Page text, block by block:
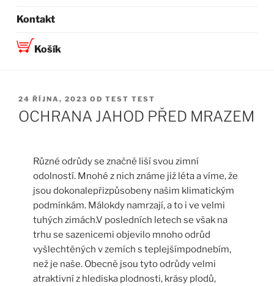
Kontakt
Košík
PUBLIKOVÁNO
24 ŘÍJNA, 2023 OD TEST TEST
OCHRANA JAHOD PŘED MRAZEM
Různé odrůdy se značně liší svou zimní
odolností. Mnohé z nich známe již léta a víme, že
jsou dokonalepřizpůsobeny našim klimatickým
podmínkám. Málokdy namrzají, a to i ve velmi
tuhých zimách.V posledních letech se však na
trhu se sazenicemi objevilo mnoho odrůd
vyšlechtěných v zemích s teplejšímpodnebím,
než je naše. Obecně jsou tyto odrůdy velmi
atraktivní z hlediska plodnosti, krásy plodů,